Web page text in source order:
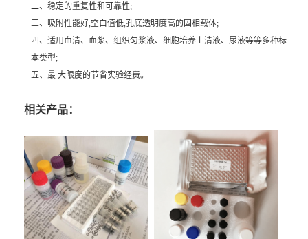
二、稳定的重复性和可靠性;
三、吸附性能好,空白值低,孔底透明度高的固相载体;
四、适用血清、血浆、组织匀浆液、细胞培养上清液、尿液等等多种标
本类型;
五、最 大限度的节省实验经费。
相关产品：